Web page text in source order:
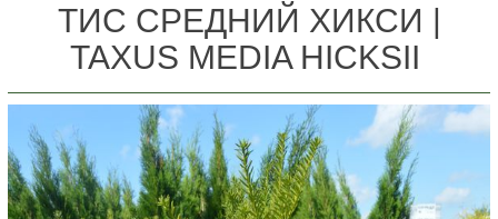
ТИС СРЕДНИЙ ХИКСИ |
TAXUS MEDIA HICKSII